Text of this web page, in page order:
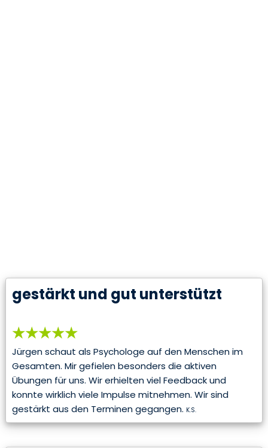
gestärkt und gut unterstützt
★★★★★
Jürgen schaut als Psychologe auf den Menschen im
Gesamten. Mir gefielen besonders die aktiven
Übungen für uns. Wir erhielten viel Feedback und
konnte wirklich viele Impulse mitnehmen. Wir sind
gestärkt aus den Terminen gegangen. K.S.